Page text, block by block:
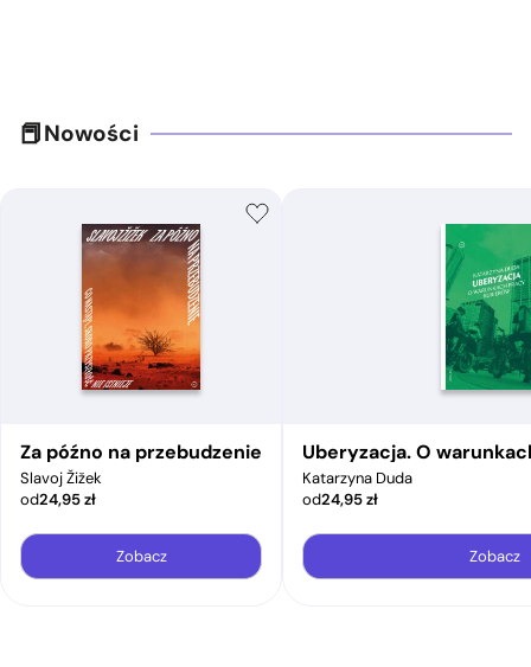
Nowości
Za późno na przebudzenie
Slavoj Žižek
od24,95zł
Zobacz
Uberyzacja. O
Katarzyna Duda
od24,95zł
Zobacz